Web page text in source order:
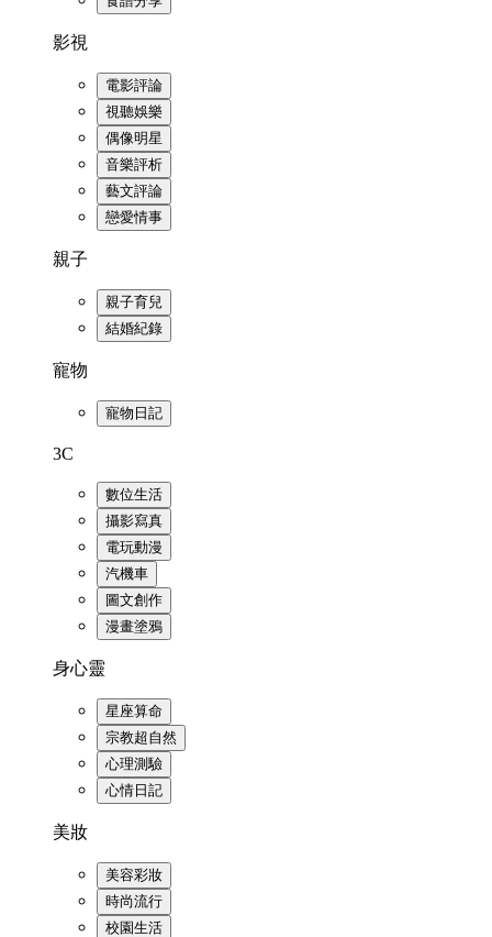
影視
電影評論
視聽娛樂
偶像明星
音樂評析
藝文評論
戀愛情事
親子
親子育兒
結婚紀錄
寵物
寵物日記
3C
數位生活
攝影寫真
電玩動漫
汽機車
圖文創作
漫畫塗鴉
身心靈
星座算命
宗教超自然
心理測驗
心情日記
美妝
美容彩妝
時尚流行
校園生活